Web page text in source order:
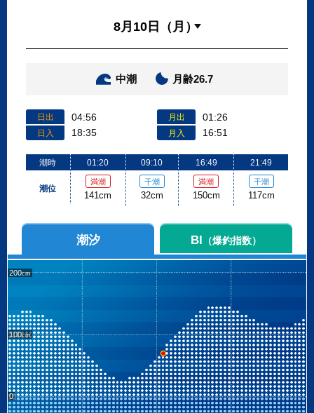
中潮 月齢26.7
日出 04:56
日入 18:35
月出 01:26
月入 16:51
潮時
潮位
01:20
満潮
141cm
09:10
干潮
32cm
16:49
満潮
150cm
21:49
干潮
117cm
潮汐 BI （爆釣指数）
200
100
0